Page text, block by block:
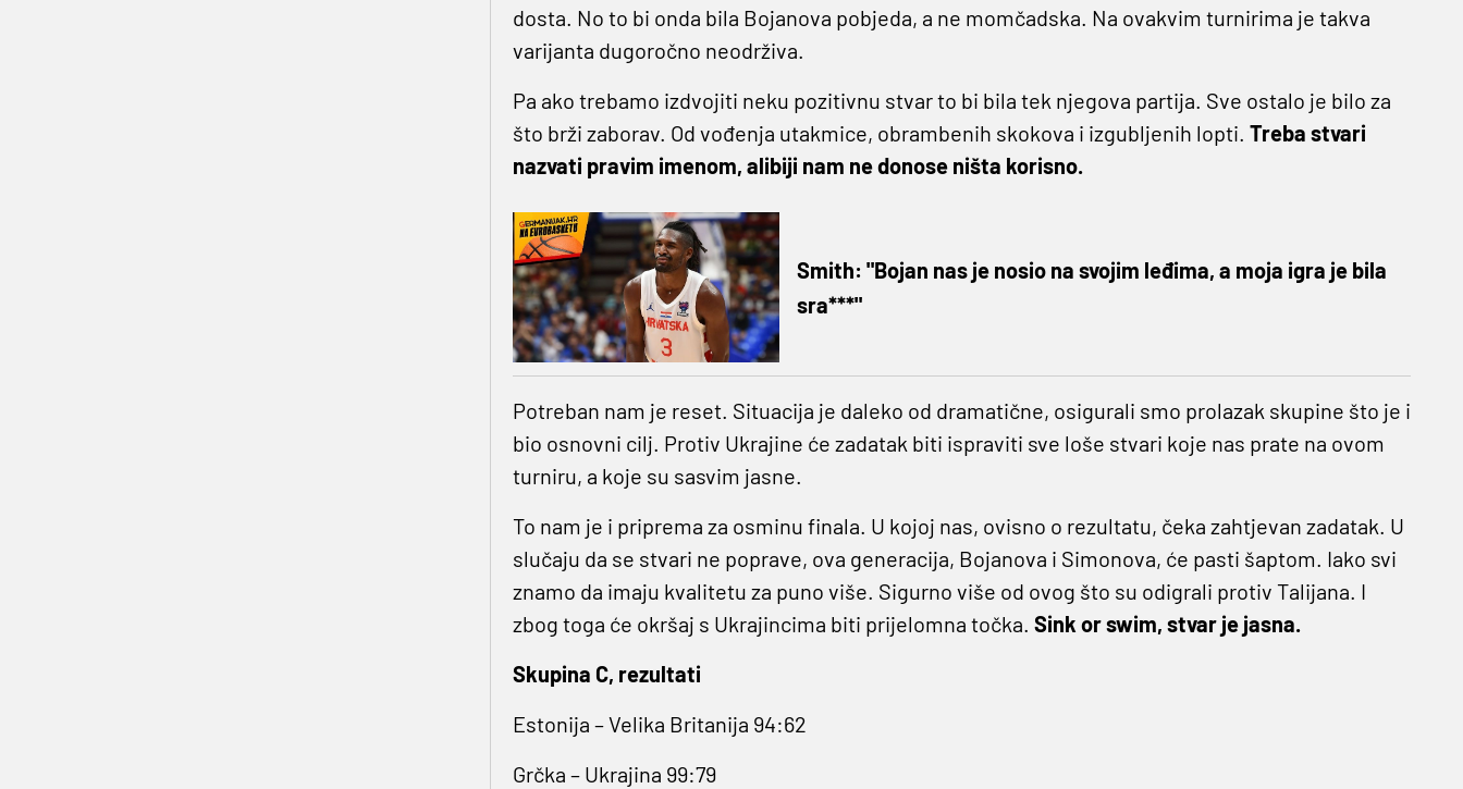
dosta. No to bi onda bila Bojanova pobjeda, a ne momčadska. Na ovakvim turnirima je takva
varijanta dugoročno neodrživa.
Pa ako trebamo izdvojiti neku pozitivnu stvar to bi bila tek njegova partija. Sve ostalo je bilo za
što brži zaborav. Od vođenja utakmice, obrambenih skokova i izgubljenih lopti. Treba stvari
nazvati pravim imenom, alibiji nam ne donose ništa korisno.
Smith: "Bojan nas je nosio na svojim leđima, a moja igra je bila
sra***"
Potreban nam je reset. Situacija je daleko od dramatične, osigurali smo prolazak skupine što je i
bio osnovni cilj. Protiv Ukrajine će zadatak biti ispraviti sve loše stvari koje nas prate na ovom
turniru, a koje su sasvim jasne.
To nam je i priprema za osminu finala. U kojoj nas, ovisno o rezultatu, čeka zahtjevan zadatak. U
slučaju da se stvari ne poprave, ova generacija, Bojanova i Simonova, će pasti šaptom. Iako svi
znamo da imaju kvalitetu za puno više. Sigurno više od ovog što su odigrali protiv Talijana. I
zbog toga će okršaj s Ukrajincima biti prijelomna točka. Sink or swim, stvar je jasna.
Skupina C, rezultati
Estonija – Velika Britanija 94:62
Grčka – Ukrajina 99:79